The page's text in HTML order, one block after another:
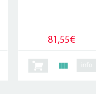
81,55€
info